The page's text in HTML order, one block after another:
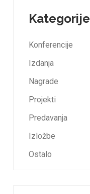
Kategorije
Konferencije
Izdanja
Nagrade
Projekti
Predavanja
Izložbe
Ostalo